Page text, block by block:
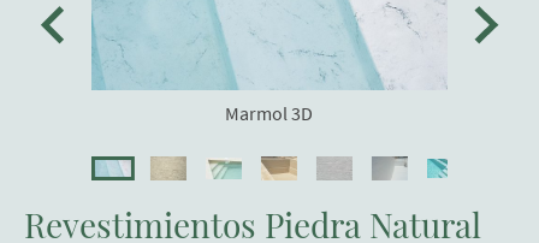
Marmol 3D
Revestimientos Piedra Natural